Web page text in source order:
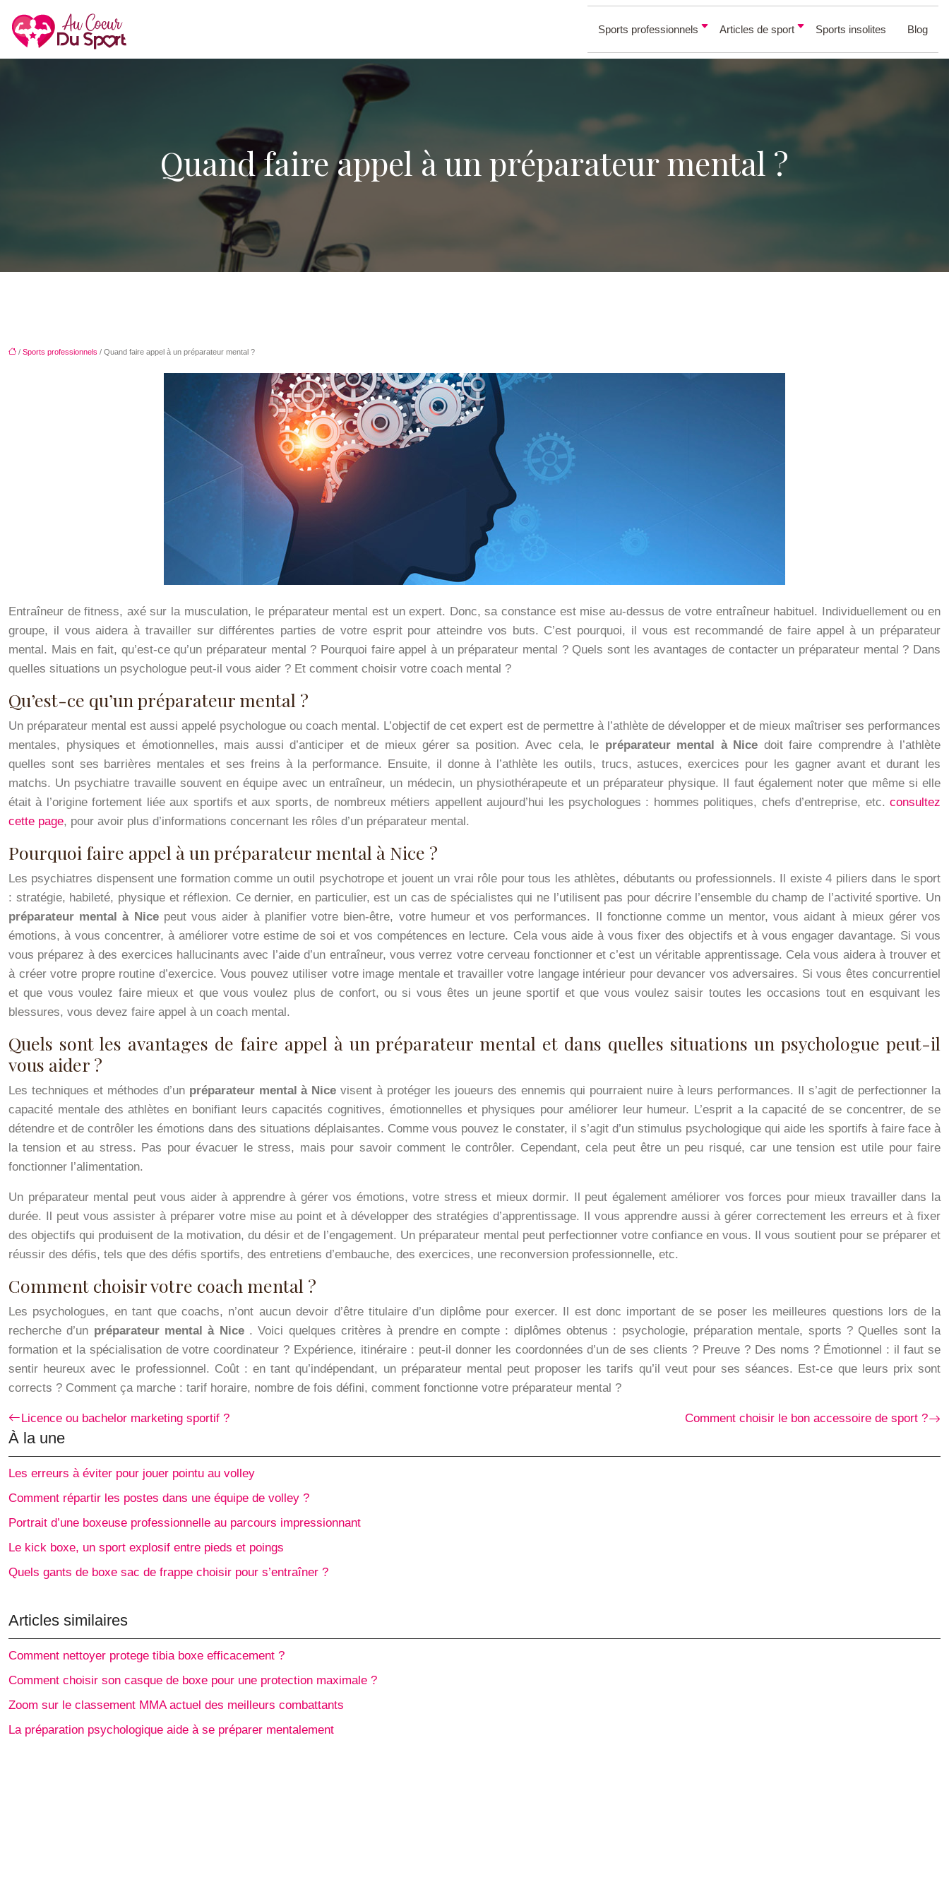
Sports professionnels Articles de sport Sports insolites Blog
Quand faire appel à un préparateur mental ?
/ Sports professionnels / Quand faire appel à un préparateur mental ?
Entraîneur de fitness, axé sur la musculation, le préparateur mental est un expert. Donc, sa constance est mise au-dessus de votre entraîneur habituel. Individuellement ou en
groupe, il vous aidera à travailler sur différentes parties de votre esprit pour atteindre vos buts. C’est pourquoi, il vous est recommandé de faire appel à un préparateur
mental. Mais en fait, qu’est-ce qu’un préparateur mental ? Pourquoi faire appel à un préparateur mental ? Quels sont les avantages de contacter un préparateur mental ? Dans
quelles situations un psychologue peut-il vous aider ? Et comment choisir votre coach mental ?
Qu’est-ce qu’un préparateur mental ?
Un préparateur mental est aussi appelé psychologue ou coach mental. L’objectif de cet expert est de permettre à l’athlète de développer et de mieux maîtriser ses performances
mentales, physiques et émotionnelles, mais aussi d’anticiper et de mieux gérer sa position. Avec cela, le préparateur mental à Nice doit faire comprendre à l’athlète
quelles sont ses barrières mentales et ses freins à la performance. Ensuite, il donne à l’athlète les outils, trucs, astuces, exercices pour les gagner avant et durant les
matchs. Un psychiatre travaille souvent en équipe avec un entraîneur, un médecin, un physiothérapeute et un préparateur physique. Il faut également noter que même si elle
était à l’origine fortement liée aux sportifs et aux sports, de nombreux métiers appellent aujourd’hui les psychologues : hommes politiques, chefs d’entreprise, etc. consultez
cette page, pour avoir plus d’informations concernant les rôles d’un préparateur mental.
Pourquoi faire appel à un préparateur mental à Nice ?
Les psychiatres dispensent une formation comme un outil psychotrope et jouent un vrai rôle pour tous les athlètes, débutants ou professionnels. Il existe 4 piliers dans le sport
: stratégie, habileté, physique et réflexion. Ce dernier, en particulier, est un cas de spécialistes qui ne l’utilisent pas pour décrire l’ensemble du champ de l’activité sportive. Un
préparateur mental à Nicepeut vous aider à planifier votre bien-être, votre humeur et vos performances. Il fonctionne comme un mentor, vous aidant à mieux gérer vos
émotions, à vous concentrer, à améliorer votre estime de soi et vos compétences en lecture. Cela vous aide à vous fixer des objectifs et à vous engager davantage. Si vous
vous préparez à des exercices hallucinants avec l’aide d’un entraîneur, vous verrez votre cerveau fonctionner et c’est un véritable apprentissage. Cela vous aidera à trouver et
à créer votre propre routine d’exercice. Vous pouvez utiliser votre image mentale et travailler votre langage intérieur pour devancer vos adversaires. Si vous êtes concurrentiel
et que vous voulez faire mieux et que vous voulez plus de confort, ou si vous êtes un jeune sportif et que vous voulez saisir toutes les occasions tout en esquivant les
blessures, vous devez faire appel à un coach mental.
Quels sont les avantages de faire appel à un préparateur mental et dans quelles situations un psychologue peut-il
vous aider ?
Les techniques et méthodes d’un préparateur mental à Nice visent à protéger les joueurs des ennemis qui pourraient nuire à leurs performances. Il s’agit de perfectionner la
capacité mentale des athlètes en bonifiant leurs capacités cognitives, émotionnelles et physiques pour améliorer leur humeur. L’esprit a la capacité de se concentrer, de se
détendre et de contrôler les émotions dans des situations déplaisantes. Comme vous pouvez le constater, il s’agit d’un stimulus psychologique qui aide les sportifs à faire face à
la tension et au stress. Pas pour évacuer le stress, mais pour savoir comment le contrôler. Cependant, cela peut être un peu risqué, car une tension est utile pour faire
fonctionner l’alimentation.
Un préparateur mental peut vous aider à apprendre à gérer vos émotions, votre stress et mieux dormir. Il peut également améliorer vos forces pour mieux travailler dans la
durée. Il peut vous assister à préparer votre mise au point et à développer des stratégies d’apprentissage. Il vous apprendre aussi à gérer correctement les erreurs et à fixer
des objectifs qui produisent de la motivation, du désir et de l’engagement. Un préparateur mental peut perfectionner votre confiance en vous. Il vous soutient pour se préparer et
réussir des défis, tels que des défis sportifs, des entretiens d’embauche, des exercices, une reconversion professionnelle, etc.
Comment choisir votre coach mental ?
Les psychologues, en tant que coachs, n’ont aucun devoir d’être titulaire d’un diplôme pour exercer. Il est donc important de se poser les meilleures questions lors de la
recherche d’un préparateur mental à Nice. Voici quelques critères à prendre en compte : diplômes obtenus : psychologie, préparation mentale, sports ? Quelles sont la
formation et la spécialisation de votre coordinateur ? Expérience, itinéraire : peut-il donner les coordonnées d’un de ses clients ? Preuve ? Des noms ? Émotionnel : il faut se
sentir heureux avec le professionnel. Coût : en tant qu’indépendant, un préparateur mental peut proposer les tarifs qu’il veut pour ses séances. Est-ce que leurs prix sont
corrects ? Comment ça marche : tarif horaire, nombre de fois défini, comment fonctionne votre préparateur mental ?
Licence ou bachelor marketing sportif ? Comment choisir le bon accessoire de sport ?
À la une
Les erreurs à éviter pour jouer pointu au volley
Comment répartir les postes dans une équipe de volley ?
Portrait d’une boxeuse professionnelle au parcours impressionnant
Le kick boxe, un sport explosif entre pieds et poings
Quels gants de boxe sac de frappe choisir pour s’entraîner ?
Articles similaires
Comment nettoyer protege tibia boxe efficacement ?
Comment choisir son casque de boxe pour une protection maximale ?
Zoom sur le classement MMA actuel des meilleurs combattants
La préparation psychologique aide à se préparer mentalement